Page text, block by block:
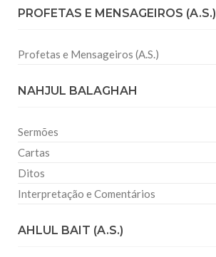
PROFETAS E MENSAGEIROS (A.S.)
Profetas e Mensageiros (A.S.)
NAHJUL BALAGHAH
Sermões
Cartas
Ditos
Interpretação e Comentários
AHLUL BAIT (A.S.)